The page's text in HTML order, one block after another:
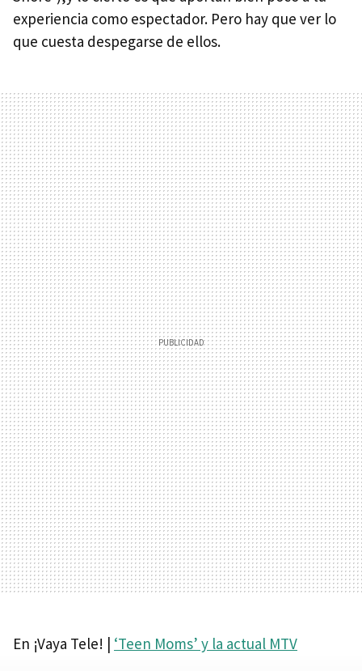
experiencia como espectador. Pero hay que ver lo
que cuesta despegarse de ellos.
En ¡Vaya Tele! | ‘Teen Moms’ y la actual MTV